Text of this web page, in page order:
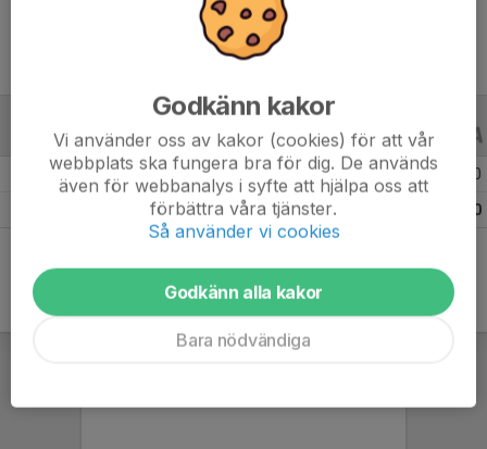
ALLA SERIER ALLA ÅR
Säsongen 25/26 3 0 0
0
Godkänn kakor
Vi använder oss av kakor (cookies) för att vår
webbplats ska fungera bra för dig. De används
även för webbanalys i syfte att hjälpa oss att
förbättra våra tjänster.
Så använder vi cookies
Godkänn alla kakor
Bara nödvändiga